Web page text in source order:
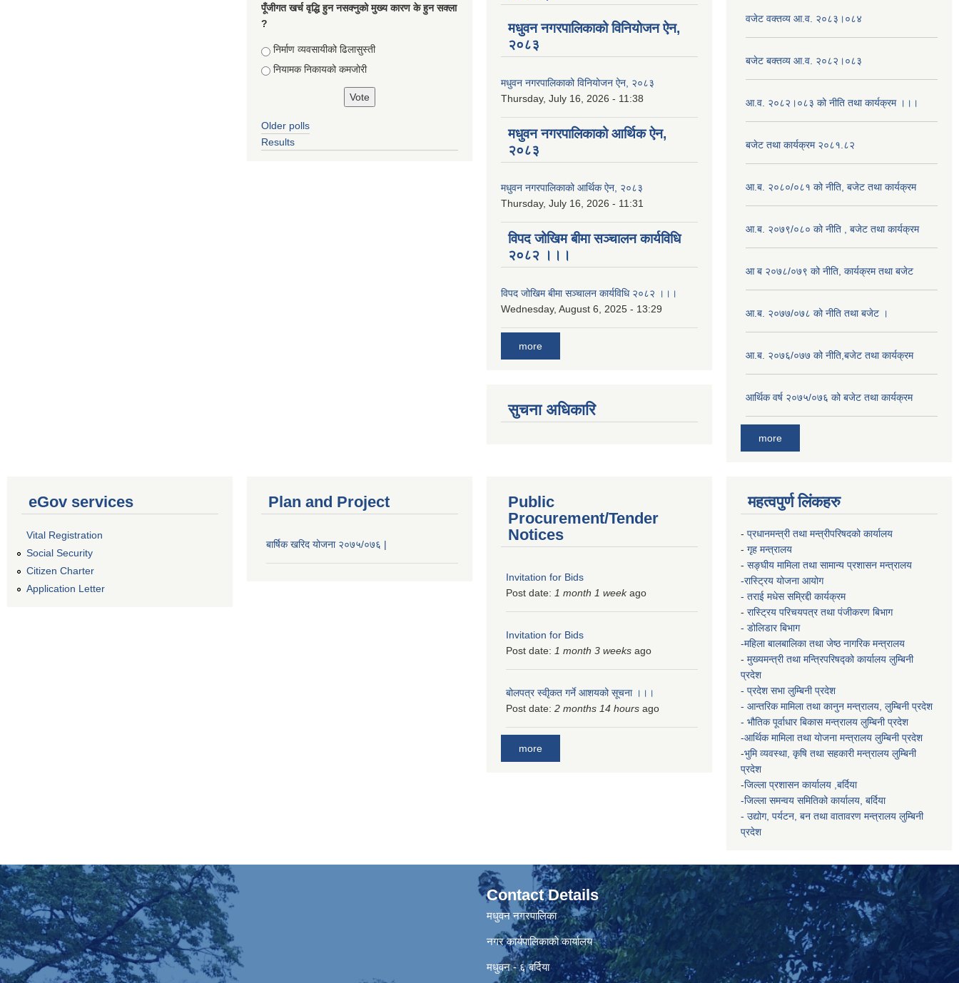
पूँजीगत खर्च वृद्धि हुन नसक्नुको मुख्य कारण के हुन सक्ला
?
Choices
निर्माण व्यवसायीको ढिलासुस्ती
नियामक निकायको कमजोरी
Older polls
Results
मधुवन नगरपालिकाको विनियोजन ऐन,
२०८३
मधुवन नगरपालिकाको विनियोजन ऐन, २०८३
Thursday, July 16, 2026 - 11:38
मधुवन नगरपालिकाको आर्थिक ऐन,
२०८३
मधुवन नगरपालिकाको आर्थिक ऐन, २०८३
Thursday, July 16, 2026 - 11:31
विपद जोखिम बीमा सञ्चालन कार्यविधि
२०८२ ।।।
विपद जोखिम बीमा सञ्चालन कार्यविधि २०८२ ।।।
Wednesday, August 6, 2025 - 13:29
more
सुचना अधिकारि
वजेट वक्तव्य आ.व. २०८३।०८४
बजेट बक्तव्य आ.व. २०८२।०८३
आ.व. २०८२।०८३ को नीति तथा कार्यक्रम ।।।
बजेट तथा कार्यक्रम २०८१.८२
आ.ब. २०८०/०८१ को नीति, बजेट तथा कार्यक्रम
आ.ब. २०७९/०८० को नीति , बजेट तथा कार्यक्रम
आ ब २०७८/०७९ को नीति, कार्यक्रम तथा बजेट
आ.ब. २०७७/०७८ को नीति तथा बजेट ।
आ.ब. २०७६/०७७ को नीति,बजेट तथा कार्यक्रम
आर्थिक वर्ष २०७५/०७६ को बजेट तथा कार्यक्रम
more
eGov services
Vital Registration
Social Security
Citizen Charter
Application Letter
Plan and Project
बार्षिक खरिद योजना २०७५/०७६ |
Public
Procurement/Tender
Notices
Invitation for Bids
Post date: 1 month 1 weekago
Invitation for Bids
Post date: 1 month 3 weeks ago
बोलपत्र स्वीृकत गर्ने आशयको सूचना ।।।
Post date: 2 months 14 hours ago
more
महत्वपुर्ण लिंकहरु
- प्रधानमन्त्री तथा मन्त्रीपरिषदको कार्यालय
- गृह मन्त्रालय
- सङ्घीय मामिला तथा सामान्य प्रशासन मन्त्रालय
-रास्ट्रिय योजना आयोग
- तराई मधेस सम्रिद्दी कार्यक्रम
- रास्ट्रिय परिचयपत्र तथा पंजीकरण बिभाग
- डोलिडार बिभाग
-महिला बालबालिका तथा जेष्ठ नागरिक मन्त्रालय
- मुख्यमन्त्री तथा मन्त्रिपरिषद्को कार्यालय लुम्बिनी
प्रदेश
- प्रदेश सभा लुम्बिनी प्रदेश
- आन्तरिक मामिला तथा कानुन मन्त्रालय, लुम्बिनी प्रदेश
- भौतिक पूर्वाधार बिकास मन्त्रालय लुम्बिनी प्रदेश
-आर्थिक मामिला तथा योजना मन्त्रालय लुम्बिनी प्रदेश
-भुमि व्यवस्था, कृषि तथा सहकारी मन्त्रालय लुम्बिनी
प्रदेश
-जिल्ला प्रशासन कार्यालय ,बर्दिया
-जिल्ला समन्वय समितिको कार्यालय, बर्दिया
- उद्योग, पर्यटन, बन तथा वातावरण मन्त्रालय लुम्बिनी
प्रदेश
Contact Details
मधुवन नगरपालिका
नगर कार्यपालिकाको कार्यालय
मधुवन - ६ बर्दिया